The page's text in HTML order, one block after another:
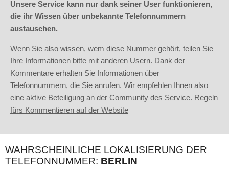
Unsere Service kann nur dank seiner User funktionieren,
die ihr Wissen über unbekannte Telefonnummern
austauschen.
Wenn Sie also wissen, wem diese Nummer gehört, teilen Sie
Ihre Informationen bitte mit anderen Usern. Dank der
Kommentare erhalten Sie Informationen über
Telefonnummern, die Sie anrufen. Wir empfehlen Ihnen also
eine aktive Beteiligung an der Community des Service. Regeln
fürs Kommentieren auf der Website
WAHRSCHEINLICHE LOKALISIERUNG DER
TELEFONNUMMER: BERLIN